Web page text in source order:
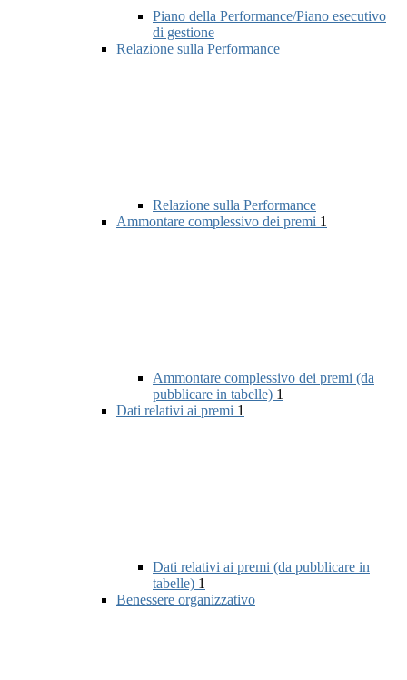
Piano della Performance/Piano esecutivo
di gestione
Relazione sulla Performance
Relazione sulla Performance
Ammontare complessivo dei premi 1
Ammontare complessivo dei premi (da
pubblicare in tabelle) 1
Dati relativi ai premi 1
Dati relativi ai premi (da pubblicare in
tabelle) 1
Benessere organizzativo